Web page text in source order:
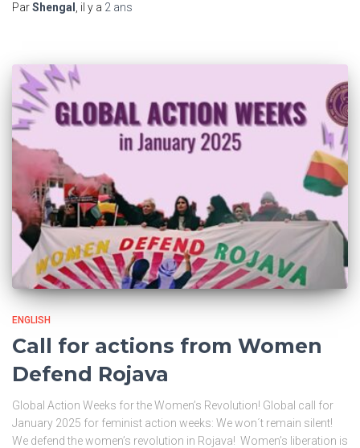
ParShengal , il y a 2 ans
ENGLISH
Call for actions from Women
Defend Rojava
Global Action Weeks for the Women’s Revolution! Global call for
January 2025 for feminist action weeks: We won´t remain silent!
We defend the women’s revolution in Rojava! Women’s liberation is